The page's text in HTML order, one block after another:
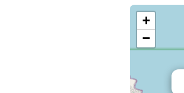
+
−